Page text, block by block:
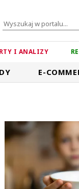
I ANALIZY
E-